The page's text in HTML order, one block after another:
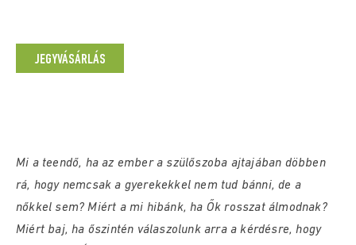
JEGYVÁSÁRLÁS
Mi a teendő, ha az ember a szülőszoba ajtajában döbben
rá, hogy nemcsak a gyerekekkel nem tud bánni, de a
nőkkel sem? Miért a mi hibánk, ha Ők rosszat álmodnak?
Miért baj, ha őszintén válaszolunk arra a kérdésre, hogy